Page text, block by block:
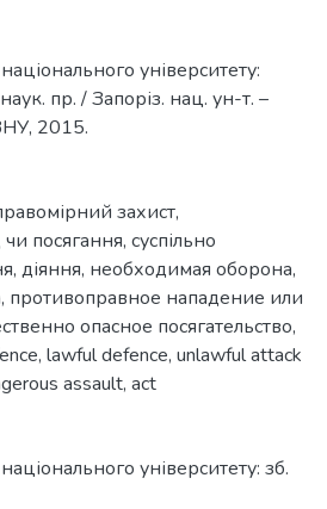
університету:
пр. / Запоріз. нац. ун-т. –
2015.
захист,
посягання, суспільно
, діяння, необходимая оборона,
, противоправное нападение или
опасное посягательство,
, lawful defence, unlawful attack
assault, act
університету: зб.